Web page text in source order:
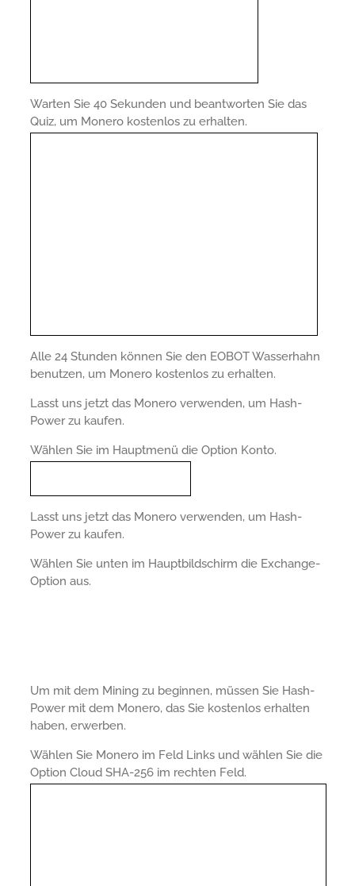
Warten Sie 40 Sekunden und beantworten Sie das
Quiz, um Monero kostenlos zu erhalten.
Alle 24 Stunden können Sie den EOBOT Wasserhahn
benutzen, um Monero kostenlos zu erhalten.
Lasst uns jetzt das Monero verwenden, um Hash-
Power zu kaufen.
Wählen Sie im Hauptmenü die Option Konto.
Lasst uns jetzt das Monero verwenden, um Hash-
Power zu kaufen.
Wählen Sie unten im Hauptbildschirm die Exchange-
Option aus.
Um mit dem Mining zu beginnen, müssen Sie Hash-
Power mit dem Monero, das Sie kostenlos erhalten
haben, erwerben.
Wählen Sie Monero im Feld Links und wählen Sie die
Option Cloud SHA-256 im rechten Feld.